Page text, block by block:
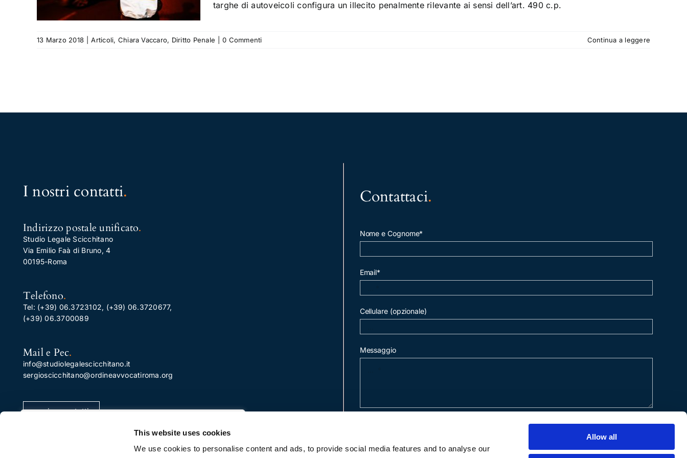
This website uses cookies
We use cookies to personalise content and ads, to provide social media features and to analyse our
Allow all
Utilizziamo i cookie per migliorare la tua esperienza di
targhe di autoveicoli configura un illecito penalmente rilevante ai sensi dell’art. 490 c.p.
13 Marzo 2018 Articoli, Chiara Vaccaro, Diritto Penale 0 Commenti Continua a leggere
I nostri contatti.
Indirizzo postale unificato.
Studio Legale Scicchitano
Via Emilio Faà di Bruno, 4
00195-Roma
Telefono.
Tel: (+39) 06.3723102, (+39) 06.3720677,
(+39) 06.3700089
Mail e Pec.
info@studiolegalescicchitano.it
sergioscicchitano@ordineavvocatiroma.org
pagina contatti
Contattaci.
Nome e Cognome*
Email*
Cellulare (opzionale)
Messaggio